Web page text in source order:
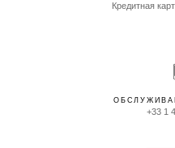
Кредитная
+33 1